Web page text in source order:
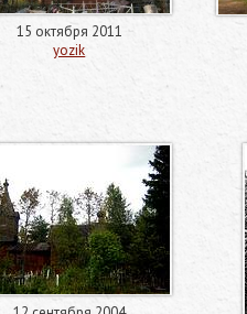
15 октября 2011
yozik